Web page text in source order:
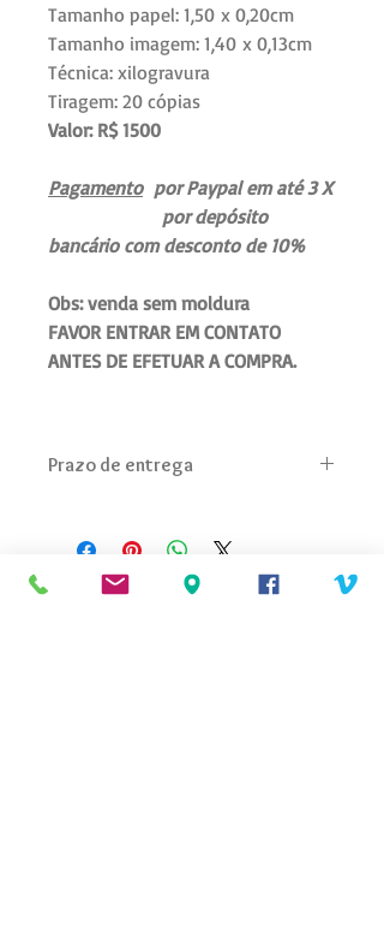
Tamanho papel: 1,50 x 0,20cm
Tamanho imagem: 1,40 x 0,13cm
Técnica: xilogravura
Tiragem: 20 cópias
Valor: R$ 1500
Pagamentopor Paypal em até 3 X
por depósito
bancário com desconto de 10%
Obs: venda sem moldura
FAVOR ENTRAR EM CONTATO
ANTES DE EFETUAR A COMPRA.
Prazo de entrega
impressões vai depender do clima.
Marinês Busetti Atelier